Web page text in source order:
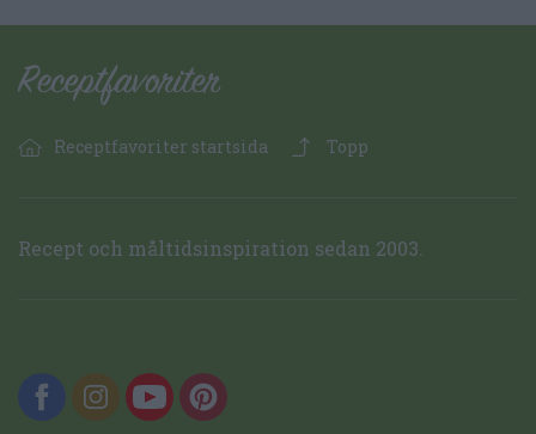
Receptfavoriter startsida Topp
Recept och måltidsinspiration sedan 2003.